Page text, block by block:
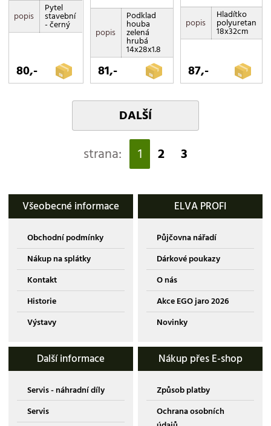
popis
Pytel
stavební
- černý
80,-
popis
Podklad
houba
zelená
hrubá
14x28x1.8
81,-
popis
Hladítko
polyuretan
18x32cm
87,-
DALŠÍ
strana: 1 2 3
Všeobecné informace
Obchodní podmínky
Nákup na splátky
Kontakt
Historie
Výstavy
ELVA PROFI
Půjčovna nářadí
Dárkové poukazy
O nás
Akce EGO jaro 2026
Novinky
Další informace
Servis - náhradní díly
Servis
Nákup přes E-shop
Způsob platby
Ochrana osobních